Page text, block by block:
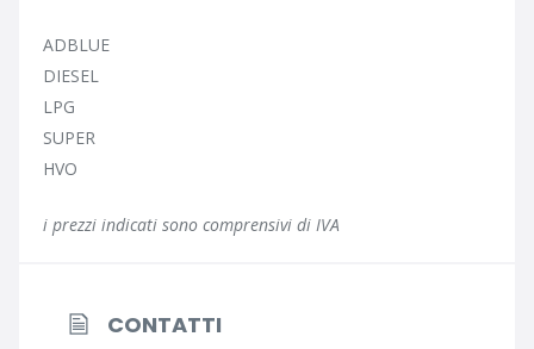
ADBLUE
DIESEL
LPG
SUPER
HVO
i prezzi indicati sono comprensivi di IVA
CONTATTI